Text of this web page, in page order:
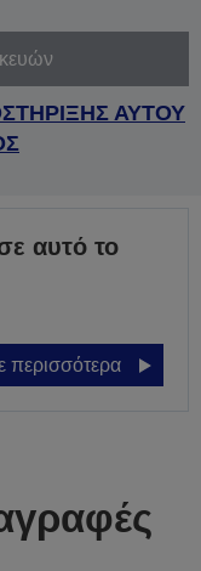
ΑΥΤΟΥ
αυτό το
περισσότερα